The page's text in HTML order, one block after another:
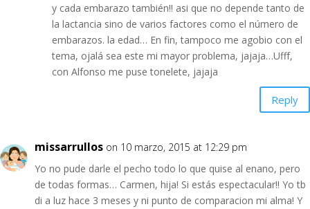
y cada embarazo también!! asi que no depende tanto de
la lactancia sino de varios factores como el número de
embarazos. la edad… En fin, tampoco me agobio con el
tema, ojalá sea este mi mayor problema, jajaja…Ufff,
con Alfonso me puse tonelete, jajaja
Reply
missarrullos on 10 marzo, 2015 at 12:29 pm
Yo no pude darle el pecho todo lo que quise al enano, pero
de todas formas… Carmen, hija! Si estás espectacular!! Yo tb
di a luz hace 3 meses y ni punto de comparacion mi alma! Y